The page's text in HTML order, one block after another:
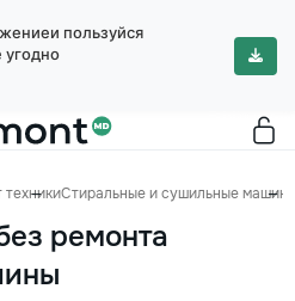
пользуйся
угодно
техникиСтиральные и сушильные
ремонта